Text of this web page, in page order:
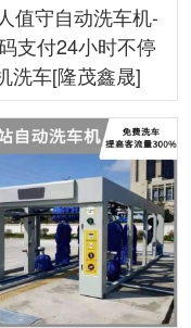
值守自动洗车机-
支付24小时不停
洗车[隆茂鑫晟]